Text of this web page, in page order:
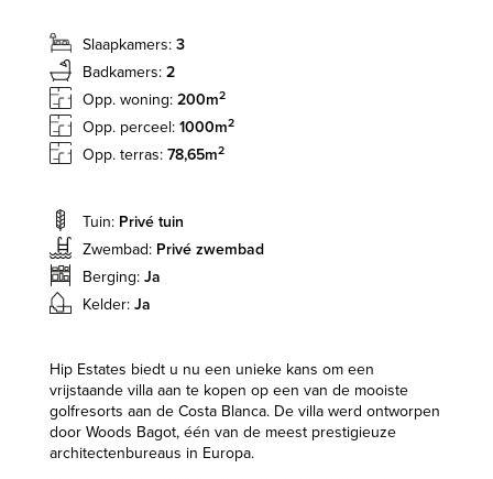
Slaapkamers: 3
Badkamers: 2
Opp. woning: 200m2
Opp. perceel: 1000m2
Opp. terras: 78,65m2
Tuin: Privé tuin
Zwembad: Privé zwembad
Berging: Ja
Kelder: Ja
Hip Estates biedt u nu een unieke kans om een
vrijstaande villa aan te kopen op een van de mooiste
golfresorts aan de Costa Blanca. De villa werd ontworpen
door Woods Bagot, één van de meest prestigieuze
architectenbureaus in Europa.